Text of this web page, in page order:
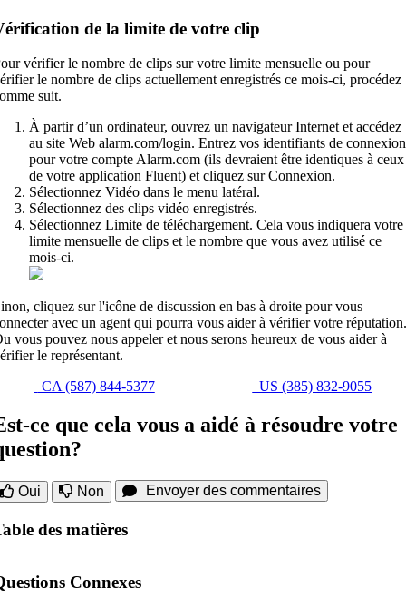
de la limite de votre clip
vérifier le nombre de clips sur votre limite mensuelle ou pour
le nombre de clips actuellement enregistrés ce mois-ci, procédez
suit.
À partir d’un ordinateur, ouvrez un navigateur Internet et accédez
au site Web alarm.com/login. Entrez vos identifiants de connexion
pour votre compte Alarm.com (ils devraient être identiques à ceux
de votre application Fluent) et cliquez sur Connexion.
Sélectionnez Vidéo dans le menu latéral.
Sélectionnez des clips vidéo enregistrés.
Sélectionnez Limite de téléchargement. Cela vous indiquera votre
limite mensuelle de clips et le nombre que vous avez utilisé ce
mois-ci.
cliquez sur l'icône de discussion en bas à droite pour vous
avec un agent qui pourra vous aider à vérifier votre réputation.
vous pouvez nous appeler et nous serons heureux de vous aider à
le représentant.
CA (587) 844-5377
US (385) 832-9055
ce que cela vous a aidé à résoudre votre
Oui Non Envoyer des commentaires
des matières
Connexes